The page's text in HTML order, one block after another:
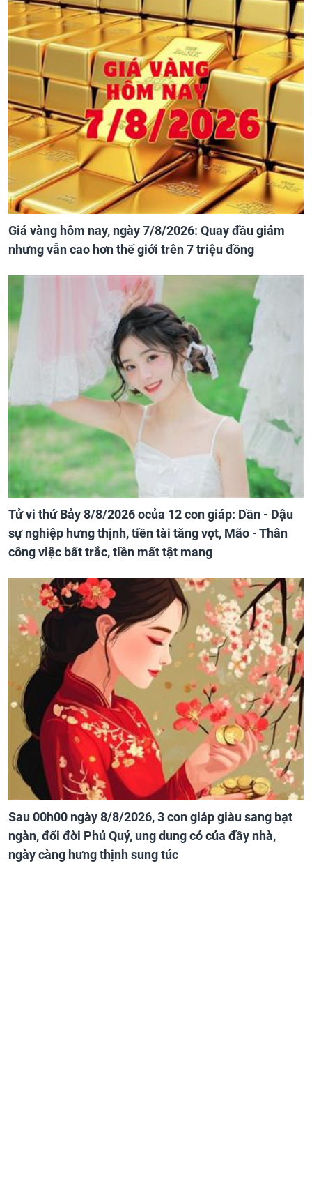
Giá vàng hôm nay, ngày 7/8/2026: Quay đầu giảm
nhưng vẫn cao hơn thế giới trên 7 triệu đồng
Tử vi thứ Bảy 8/8/2026 ocủa 12 con giáp: Dần - Dậu
sự nghiệp hưng thịnh, tiền tài tăng vọt, Mão - Thân
công việc bất trắc, tiền mất tật mang
Sau 00h00 ngày 8/8/2026, 3 con giáp giàu sang bạt
ngàn, đổi đời Phú Quý, ung dung có của đầy nhà,
ngày càng hưng thịnh sung túc